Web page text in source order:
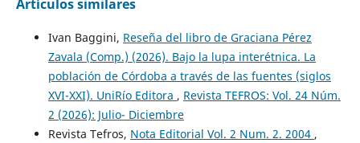
Artículos similares
Ivan Baggini, Reseña del libro de Graciana Pérez
Zavala (Comp.) (2026). Bajo la lupa interétnica. La
población de Córdoba a través de las fuentes (siglos
XVI-XXI). UniRío Editora , Revista TEFROS: Vol. 24 Núm.
2 (2026): Julio- Diciembre
Revista Tefros, Nota Editorial Vol. 2 Num. 2. 2004 ,